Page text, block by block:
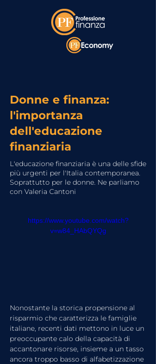
Donne e finanza:
l'importanza
dell'educazione
finanziaria
L'educazione finanziaria è una delle sfide
più urgenti per l'Italia contemporanea.
Soprattutto per le donne. Ne parliamo
con Valeria Cantoni
https://www.youtube.com/watch?
v=w84_HAbQYQg
Nonostante la storica propensione al
risparmio che caratterizza le famiglie
italiane, recenti dati mettono in luce un
preoccupante calo della capacità di
accantonare risorse, insieme a un tasso
ancora troppo basso di alfabetizzazione